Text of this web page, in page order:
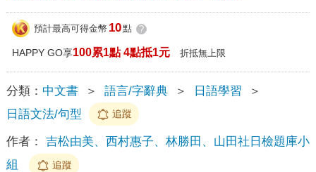
預計最高可得金幣 10點 ?
HAPPY GO享100累1點 4點抵1元 折抵無上限
分類： 中文書 ＞ 語言/字辭典 ＞ 日語學習
＞
日語文法/句型
追蹤
作者：
吉松由美、西村惠子、林勝田、山田社日檢題庫小
組
追蹤